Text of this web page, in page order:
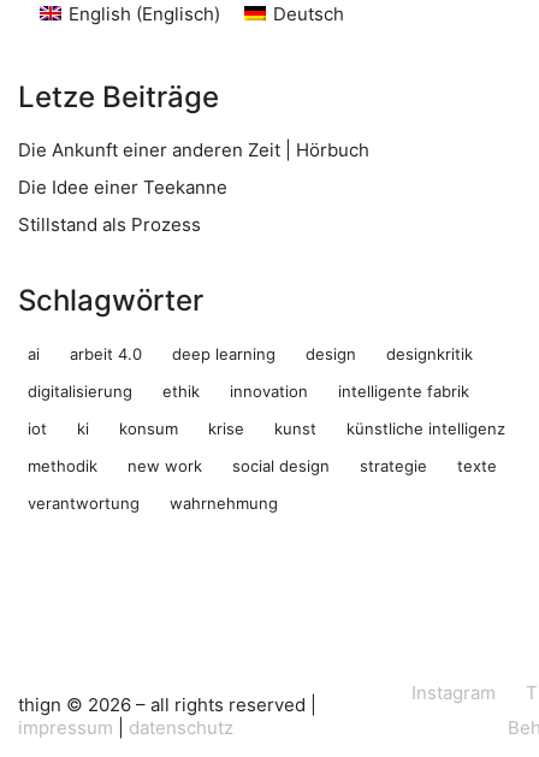
English (Englisch) Deutsch
Letze Beiträge
Die Ankunft einer anderen Zeit | Hörbuch
Die Idee einer Teekanne
Stillstand als Prozess
Schlagwörter
ai arbeit 4.0 deep learning design
designkritik
digitalisierung
ethik innovation
intelligente fabrik
iot
ki konsum krise kunst
künstliche intelligenz
methodik
new work social design strategie
texte
verantwortung
wahrnehmung
Instagram
thign © 2026 – all rights reserved |
impressum
datenschutz